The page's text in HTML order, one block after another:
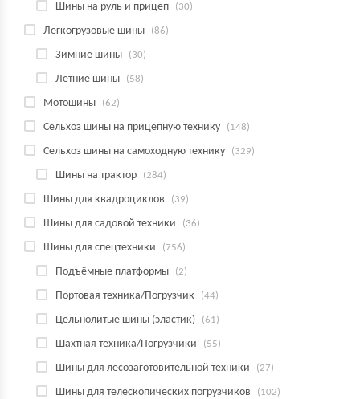
Шины на руль и прицеп (30)
Легкогрузовые шины (86)
Зимние шины (30)
Летние шины (58)
Мотошины (62)
Сельхоз шины на прицепную технику (148)
Сельхоз шины на самоходную технику (329)
Шины на трактор (284)
Шины для квадроциклов (39)
Шины для садовой техники (36)
Шины для спецтехники (756)
Подъёмные платформы (2)
Портовая техника/Погрузчик (44)
Цельнолитые шины (эластик) (61)
Шахтная техника/Погрузчики (55)
Шины для лесозаготовительной техники (27)
Шины для телескопических погрузчиков (102)